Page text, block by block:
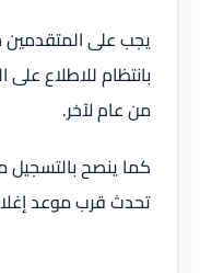
يجب على المتقدمين
بانتظام للاطلاع
من عام لآخر.
كما ينصح بالتسجيل
تحدث قرب موعد